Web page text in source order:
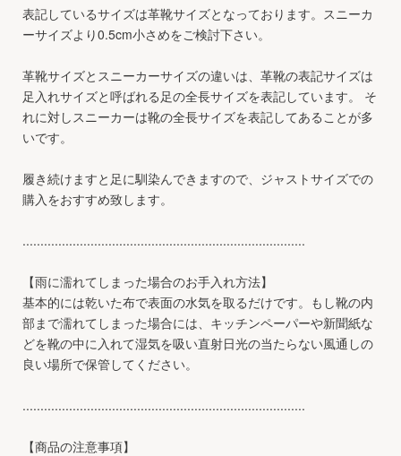
表記しているサイズは革靴サイズとなっております。スニーカ
ーサイズより0.5cm小さめをご検討下さい。
革靴サイズとスニーカーサイズの違いは、革靴の表記サイズは
足入れサイズと呼ばれる足の全長サイズを表記しています。 そ
れに対しスニーカーは靴の全長サイズを表記してあることが多
いです。
履き続けますと足に馴染んできますので、ジャストサイズでの
購入をおすすめ致します。
...............................................................................
【雨に濡れてしまった場合のお手入れ方法】
基本的には乾いた布で表面の水気を取るだけです。もし靴の内
部まで濡れてしまった場合には、キッチンペーパーや新聞紙な
どを靴の中に入れて湿気を吸い直射日光の当たらない風通しの
良い場所で保管してください。
...............................................................................
【商品の注意事項】